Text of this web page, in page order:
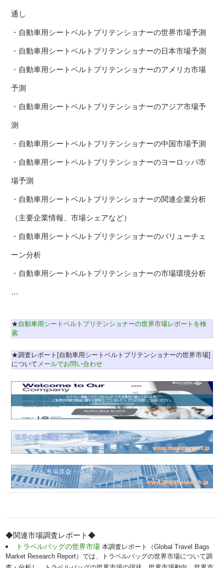
通し
・自動車用シートベルトプリテンショナーの世界市場予測
・自動車用シートベルトプリテンショナーの日本市場予測
・自動車用シートベルトプリテンショナーのアメリカ市場
予測
・自動車用シートベルトプリテンショナーのアジア市場予
測
・自動車用シートベルトプリテンショナーの中国市場予測
・自動車用シートベルトプリテンショナーのヨーロッパ市
場予測
・自動車用シートベルトプリテンショナーの関連企業分析
（主要企業情報、市場シェアなど）
・自動車用シートベルトプリテンショナーのバリューチェ
ーン分析
・自動車用シートベルトプリテンショナーの市場環境分析
…
★自動車用シートベルトプリテンショナーの世界市場レポートを検
索
★調査レポート[自動車用シートベルトプリテンショナーの世界市場]
について メールでお問い合わせ
◆関連市場調査レポート◆
トラベルバッグの世界市場本調査レポート（Global Travel Bags
Market Research Report）では、トラベルバッグの世界市場について調